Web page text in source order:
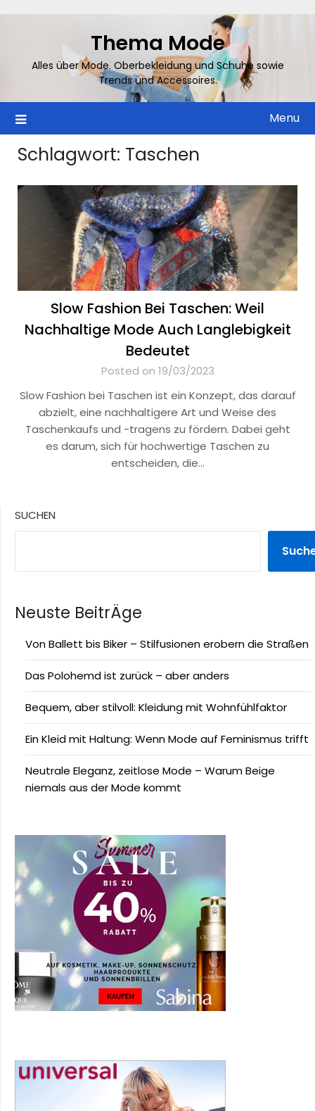
Thema Mode
Alles über Mode. Oberbekleidung und Schuhe sowie
Trends und Accessoires.
Menu
Schlagwort: Taschen
Slow Fashion Bei Taschen: Weil
Nachhaltige Mode Auch Langlebigkeit
Bedeutet
Posted on 19/03/2023
Slow Fashion bei Taschen ist ein Konzept, das darauf
abzielt, eine nachhaltigere Art und Weise des
Taschenkaufs und -tragens zu fördern. Dabei geht
es darum, sich für hochwertige Taschen zu
entscheiden, die…
SUCHEN
Neuste BeitrÄge
Von Ballett bis Biker – Stilfusionen erobern die Straßen
Das Polohemd ist zurück – aber anders
Bequem, aber stilvoll: Kleidung mit Wohnfühlfaktor
Ein Kleid mit Haltung: Wenn Mode auf Feminismus trifft
Neutrale Eleganz, zeitlose Mode – Warum Beige
niemals aus der Mode kommt